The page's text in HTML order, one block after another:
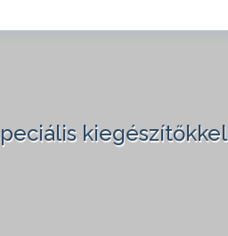
kiegészítőkkel